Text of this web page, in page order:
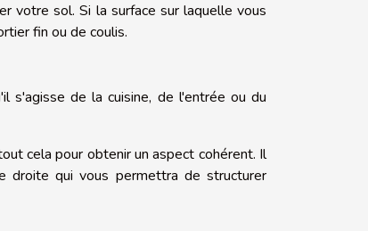
votre sol. Si la surface sur laquelle vous
fin ou de coulis.
s'agisse de la cuisine, de l'entrée ou du
cela pour obtenir un aspect cohérent. Il
qui vous permettra de structurer